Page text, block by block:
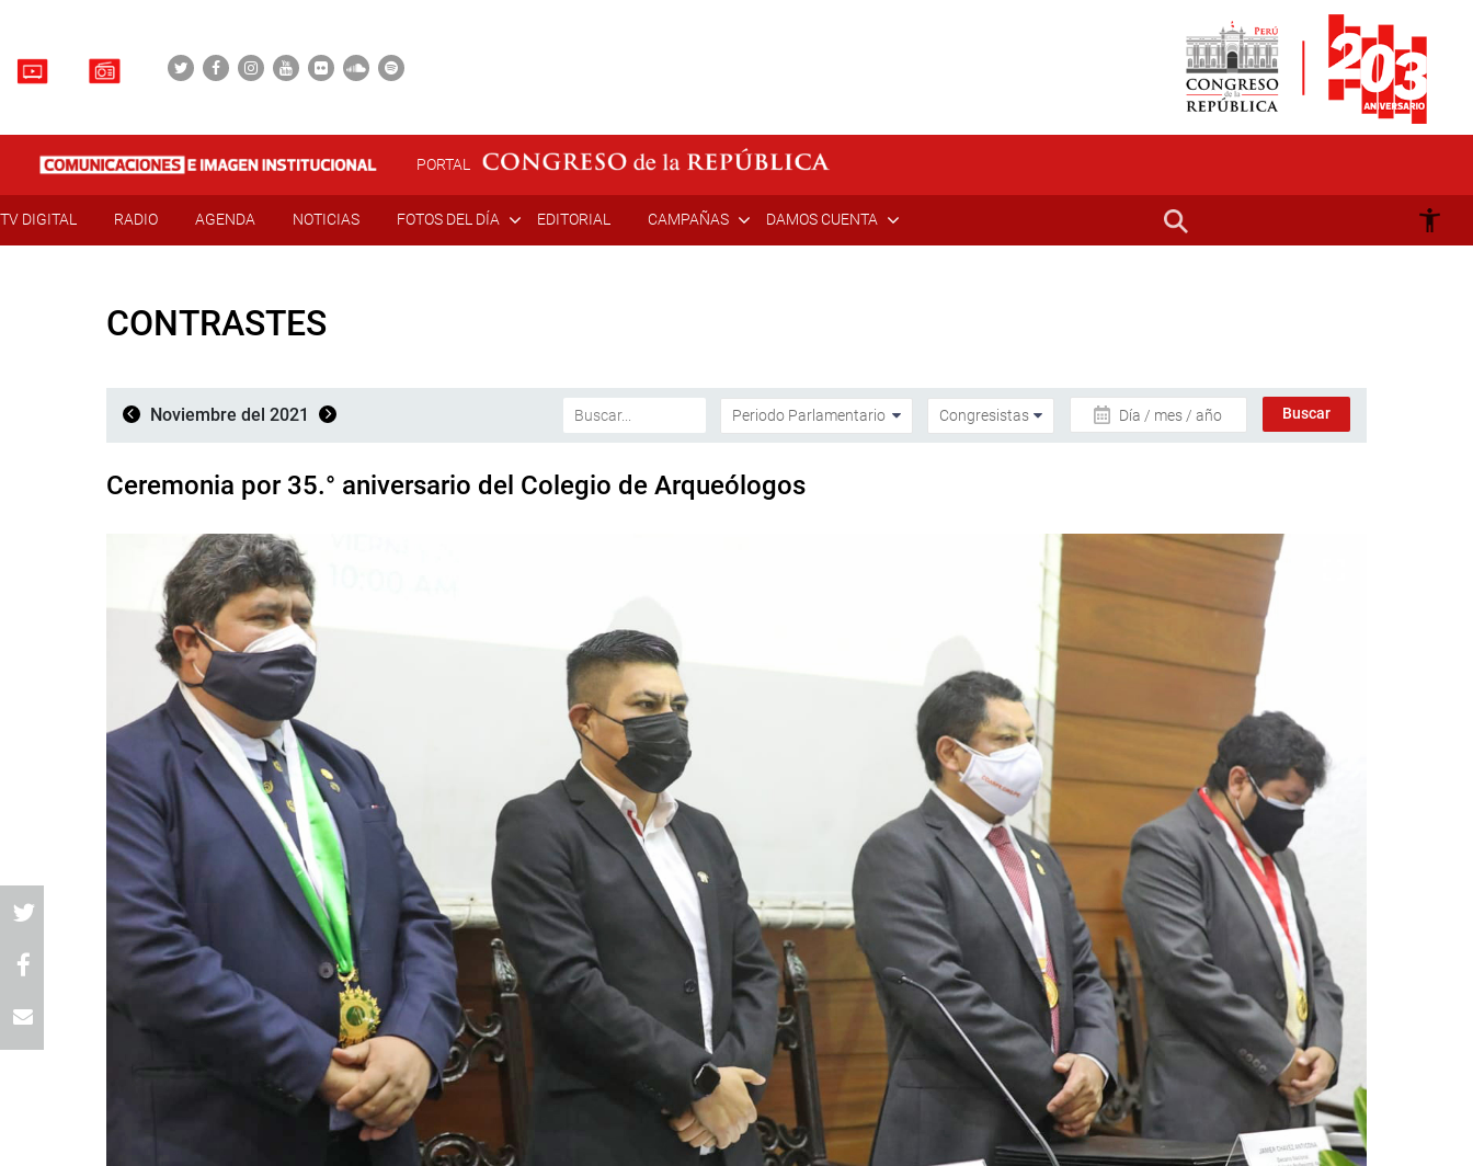
PORTAL
TV DIGITAL RADIO AGENDA NOTICIAS FOTOS DEL DÍA EDITORIAL CAMPAÑAS DAMOS CUENTA
CONTRASTES
Noviembre del 2021 Día / mes / año
Ceremonia por 35.° aniversario del Colegio de Arqueólogos